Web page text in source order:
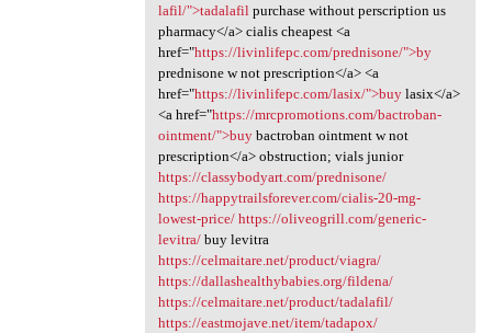
lafil/">tadalafilpurchase without perscription us
pharmacy</a> cialis cheapest <a
href="https://livinlifepc.com/prednisone/">by
prednisone w not prescription</a> <a
href="https://livinlifepc.com/lasix/">buylasix</a>
<a href="https://mrcpromotions.com/bactroban-
ointment/">buybactroban ointment w not
prescription</a> obstruction; vials junior
https://classybodyart.com/prednisone/
https://happytrailsforever.com/cialis-20-mg-
lowest-price/ https://oliveogrill.com/generic-
levitra/buy levitra
https://celmaitare.net/product/viagra/
https://dallashealthybabies.org/fildena/
https://celmaitare.net/product/tadalafil/
https://eastmojave.net/item/tadapox/